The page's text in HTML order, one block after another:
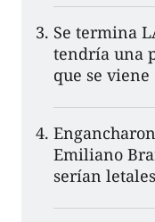
Se termina
tendría una
que se viene
Emiliano
serían letales